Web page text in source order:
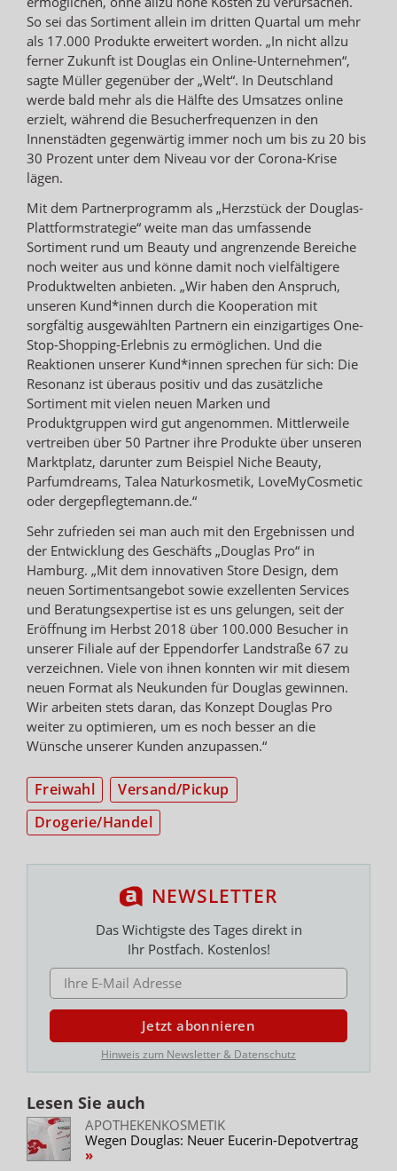
So sei das Sortiment allein im dritten Quartal um mehr
als 17.000 Produkte erweitert worden. „In nicht allzu
ferner Zukunft ist Douglas ein Online-Unternehmen“,
sagte Müller gegenüber der „Welt“. In Deutschland
werde bald mehr als die Hälfte des Umsatzes online
erzielt, während die Besucherfrequenzen in den
Innenstädten gegenwärtig immer noch um bis zu 20 bis
30 Prozent unter dem Niveau vor der Corona-Krise
lägen.
Mit dem Partnerprogramm als „Herzstück der Douglas-
Plattformstrategie“ weite man das umfassende
Sortiment rund um Beauty und angrenzende Bereiche
noch weiter aus und könne damit noch vielfältigere
Produktwelten anbieten. „Wir haben den Anspruch,
unseren Kund*innen durch die Kooperation mit
sorgfältig ausgewählten Partnern ein einzigartiges One-
Stop-Shopping-Erlebnis zu ermöglichen. Und die
Reaktionen unserer Kund*innen sprechen für sich: Die
Resonanz ist überaus positiv und das zusätzliche
Sortiment mit vielen neuen Marken und
Produktgruppen wird gut angenommen. Mittlerweile
vertreiben über 50 Partner ihre Produkte über unseren
Marktplatz, darunter zum Beispiel Niche Beauty,
Parfumdreams, Talea Naturkosmetik, LoveMyCosmetic
oder dergepflegtemann.de.“
Sehr zufrieden sei man auch mit den Ergebnissen und
der Entwicklung des Geschäfts „Douglas Pro“ in
Hamburg. „Mit dem innovativen Store Design, dem
neuen Sortimentsangebot sowie exzellenten Services
und Beratungsexpertise ist es uns gelungen, seit der
Eröffnung im Herbst 2018 über 100.000 Besucher in
unserer Filiale auf der Eppendorfer Landstraße 67 zu
verzeichnen. Viele von ihnen konnten wir mit diesem
neuen Format als Neukunden für Douglas gewinnen.
Wir arbeiten stets daran, das Konzept Douglas Pro
weiter zu optimieren, um es noch besser an die
Wünsche unserer Kunden anzupassen.“
Freiwahl
Versand/Pickup
Drogerie/Handel
NEWSLETTER
Das Wichtigste des Tages direkt in
Ihr Postfach. Kostenlos!
E-MAIL ADRESSE
Jetzt abonnieren
Hinweis zum Newsletter & Datenschutz
Lesen Sie auch
APOTHEKENKOSMETIK
Wegen Douglas: Neuer Eucerin-Depotvertrag